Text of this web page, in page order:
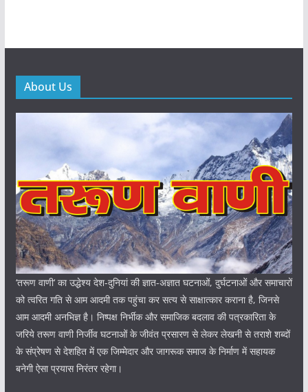
About Us
‘तरूण वाणी‘ का उद्धेश्य देश-दुनियां की ज्ञात-अज्ञात घटनाओं, दुर्घटनाओं और समाचारों
को त्वरित गति से आम आदमी तक पहुंचा कर सत्य से साक्षात्कार कराना है, जिनसे
आम आदमी अनभिज्ञ है। निष्पक्ष निर्भीक और समाजिक बदलाव की पत्रकारिता के
जरिये तरूण वाणी निर्जीव घटनाओं के जीवंत प्रसारण से लेकर लेखनी से तराशे शब्दों
के संप्रेषण से देशहित में एक जिम्मेदार और जागरूक समाज के निर्माण में सहायक
बनेगी ऐसा प्रयास निरंतर रहेगा।